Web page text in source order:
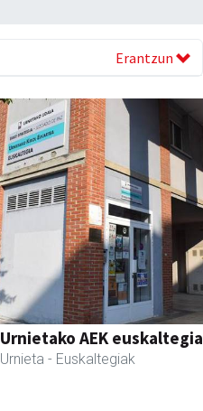
Erantzun
Urnietako AEK euskaltegia
Urnieta - Euskaltegiak